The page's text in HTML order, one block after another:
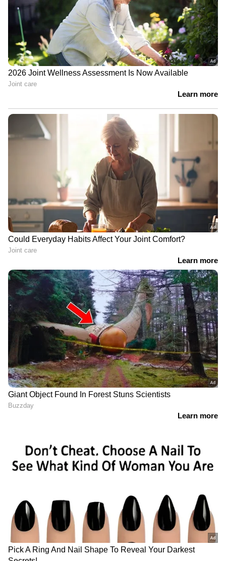
മാസ്സ് എൻട്രി; ഒടുവിൽ
ഗുണ്ടാനേതാവിനെ കരുതൽ
തടങ്കലിലാക്കി പൊലീസ്
ആയങ്കിയെ അഴിക്കുള്ളിലാക്കി
കേരള പൊലീസ്; അര്‍ജുന്‍
ആയങ്കി 14 ദിവസം റിമാന്‍ഡില്‍